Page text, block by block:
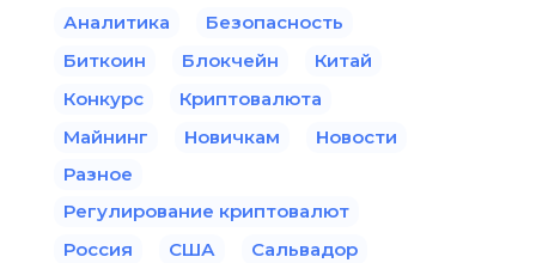
Аналитика
Безопасность
Биткоин
Блокчейн
Китай
Конкурс
Криптовалюта
Майнинг
Новичкам
Новости
Разное
Регулирование криптовалют
Россия
США
Сальвадор